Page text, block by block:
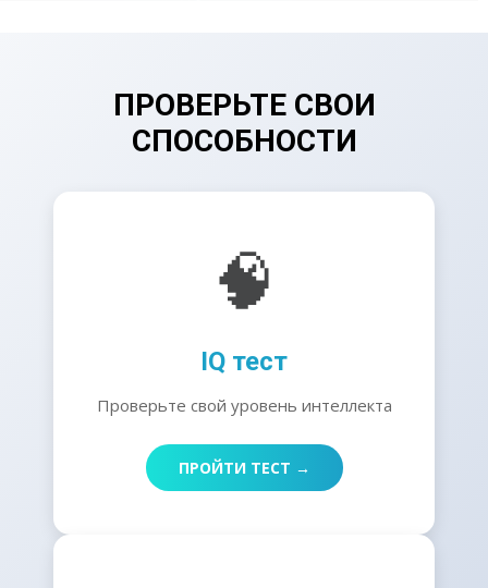
ПРОВЕРЬТЕ СВОИ
СПОСОБНОСТИ
🧠
IQ тест
Проверьте свой уровень интеллекта
ПРОЙТИ ТЕСТ →